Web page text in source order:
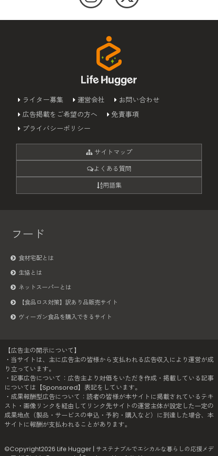
ライター募集 運営会社
お問い合わせ
広告掲載をご希望の方へ
免責事項
プライバシーポリシー
サイトマップ
よくある質問
用語集
フード
食材宅配とは
生協とは
ネットスーパーとは
【食品ロス対策】訳あり品販売サイト
ヴィーガン食品を購入できるサイト
【広告主の開示について】
・当サイトは、主に広告主の皆様から支払われる広告収入により運営が成
り立っています。
・記事広告について：広告主より対価をいただき作成・掲載している記事
については【Sponsored】表記をしています。
・成果報酬型広告について：読者の皆様が本サイトに掲載されているテキ
スト・画像リンクを経由してリンク先サイトの運営主体が設定した一定の
成果地点（製品・サービスの申込・予約・購入など）に到達した場合、本
サイトに報酬が支払われることがあります。
©Copyright2026Life Hugger | サステナブルでエシカルな暮らしの応援メデ